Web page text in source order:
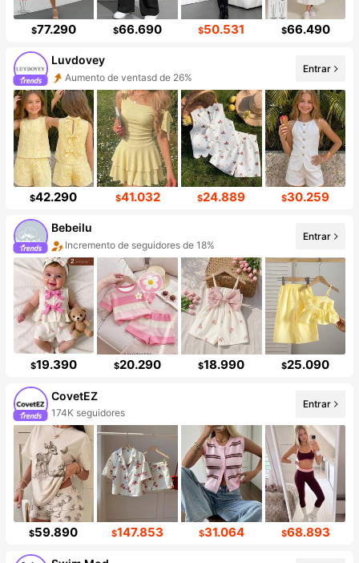
$77.290 $66.690 $50.531 $66.490
Luvdovey
Aumento de ventasd de 26%
Entrar
$42.290 $41.032 $24.889 $30.259
Bebeilu
Incremento de seguidores de 18%
Entrar
$19.390 $20.290 $18.990 $25.090
CovetEZ
174K seguidores
Entrar
$59.890 $147.853 $31.064 $68.893